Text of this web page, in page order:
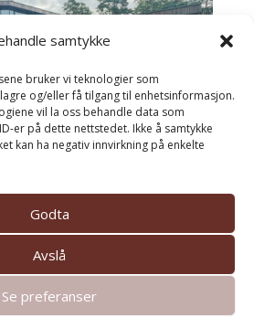
samtykke
bruker vi teknologier som
og/eller få tilgang til enhetsinformasjon.
vil la oss behandle data som
er på dette nettstedet. Ikke å samtykke
kan ha negativ innvirkning på enkelte
Godta
Avslå
Se preferanser
AS |Personvern og